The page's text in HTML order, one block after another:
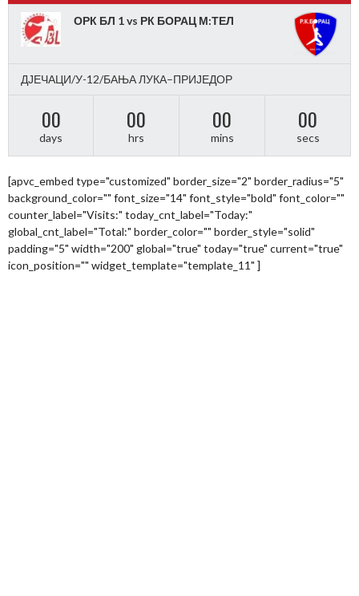
ОРК БЛ 1 vs РК БОРАЦ М:ТЕЛ
ДЈЕЧАЦИ/У-12/БАЊА ЛУКА–ПРИЈЕДОР
00
days
00
hrs
00
mins
00
secs
[apvc_embed type="customized" border_size="2" border_radius="5"
background_color="" font_size="14" font_style="bold" font_color=""
counter_label="Visits:" today_cnt_label="Today:"
global_cnt_label="Total:" border_color="" border_style="solid"
padding="5" width="200" global="true" today="true" current="true"
icon_position="" widget_template="template_11" ]